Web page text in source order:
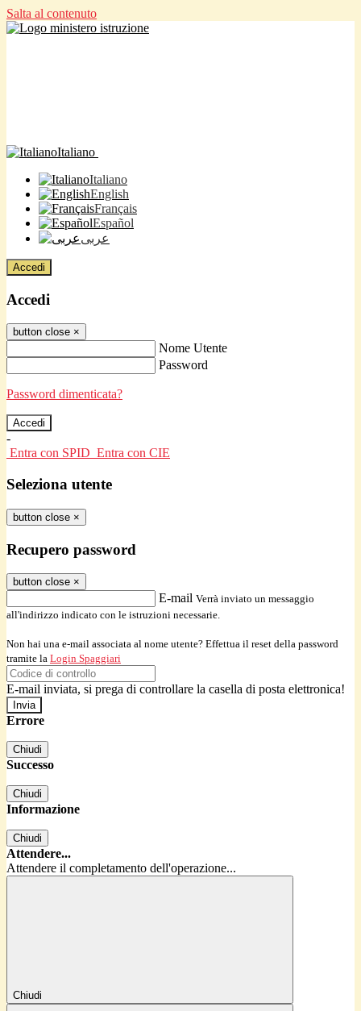
Salta al contenuto
Italiano
Italiano
English
Français
Español
عربى
Accedi
Accedi
button close ×
Nome Utente
Password
Password dimenticata?
-
Entra con SPID Entra con CIE
Seleziona utente
button close ×
Recupero password
button close ×
E-mail Verrà inviato un messaggio
all'indirizzo indicato con le istruzioni necessarie.
Non hai una e-mail associata al nome utente? Effettua il reset della password
tramite la Login Spaggiari
E-mail inviata, si prega di controllare la casella di posta elettronica!
Errore
Chiudi
Successo
Chiudi
Informazione
Chiudi
Attendere...
Attendere il completamento dell'operazione...
Chiudi